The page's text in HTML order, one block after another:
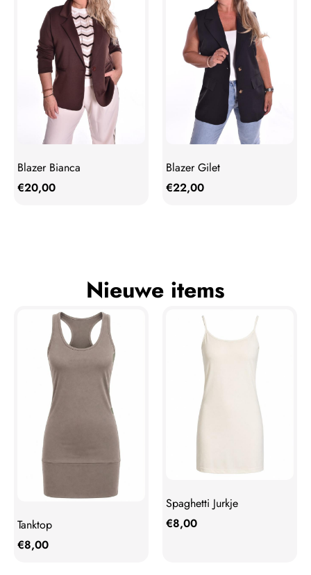
Blazer Bianca
€20,00
Blazer Gilet
€22,00
Nieuwe items
Tanktop
€8,00
Spaghetti Jurkje
€8,00